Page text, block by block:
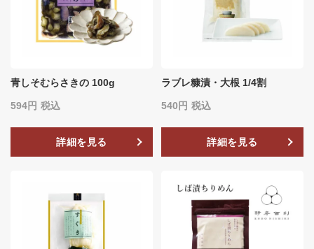
青しそむらさきの 100g
594 税込
詳細を見る
ラブレ糠漬・大根 1/4割
540 税込
詳細を見る